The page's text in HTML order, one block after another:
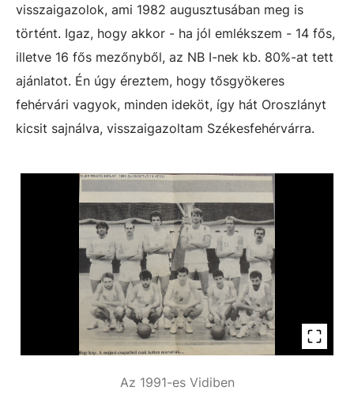
visszaigazolok, ami 1982 augusztusában meg is
történt. Igaz, hogy akkor - ha jól emlékszem - 14 fős,
illetve 16 fős mezőnyből, az NB I-nek kb. 80%-at tett
ajánlatot. Én úgy éreztem, hogy tősgyökeres
fehérvári vagyok, minden ideköt, így hát Oroszlányt
kicsit sajnálva, visszaigazoltam Székesfehérvárra.
Az 1991-es Vidiben